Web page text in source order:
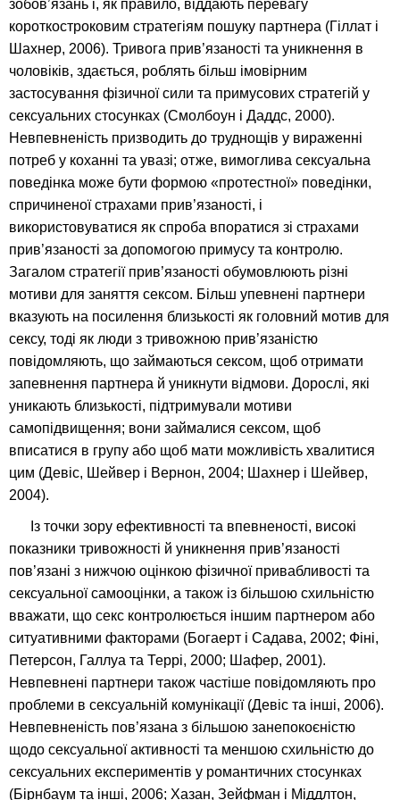
зобов’язань і, як правило, віддають перевагу
короткостроковим стратегіям пошуку партнера (Гіллат і
Шахнер, 2006). Тривога прив’язаності та уникнення в
чоловіків, здається, роблять більш імовірним
застосування фізичної сили та примусових стратегій у
сексуальних стосунках (Смолбоун і Даддс, 2000).
Невпевненість призводить до труднощів у вираженні
потреб у коханні та увазі; отже, вимоглива сексуальна
поведінка може бути формою «протестної» поведінки,
спричиненої страхами прив’язаності, і
використовуватися як спроба впоратися зі страхами
прив’язаності за допомогою примусу та контролю.
Загалом стратегії прив’язаності обумовлюють різні
мотиви для заняття сексом. Більш упевнені партнери
вказують на посилення близькості як головний мотив для
сексу, тоді як люди з тривожною прив’язаністю
повідомляють, що займаються сексом, щоб отримати
запевнення партнера й уникнути відмови. Дорослі, які
уникають близькості, підтримували мотиви
самопідвищення; вони займалися сексом, щоб
вписатися в групу або щоб мати можливість хвалитися
цим (Девіс, Шейвер і Вернон, 2004; Шахнер і Шейвер,
2004).
Із точки зору ефективності та впевненості, високі
показники тривожності й уникнення прив’язаності
пов’язані з нижчою оцінкою фізичної привабливості та
сексуальної самооцінки, а також із більшою схильністю
вважати, що секс контролюється іншим партнером або
ситуативними факторами (Богаерт і Садава, 2002; Фіні,
Петерсон, Галлуа та Террі, 2000; Шафер, 2001).
Невпевнені партнери також частіше повідомляють про
проблеми в сексуальній комунікації (Девіс та інші, 2006).
Невпевненість пов’язана з більшою занепокоєністю
щодо сексуальної активності та меншою схильністю до
сексуальних експериментів у романтичних стосунках
(Бірнбаум та інші, 2006; Хазан, Зейфман і Міддлтон,